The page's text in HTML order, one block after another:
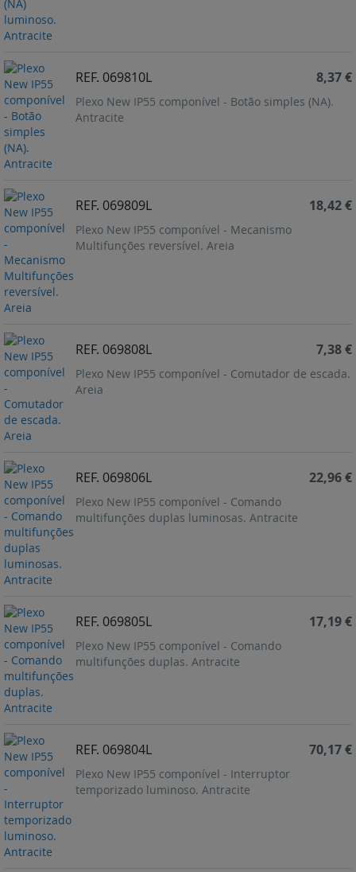
REF. 069810L
Plexo New IP55 componível - Botão simples (NA).
Antracite
8,37 €
REF. 069809L
Plexo New IP55 componível - Mecanismo
Multifunções reversível. Areia
18,42 €
REF. 069808L
Plexo New IP55 componível - Comutador de escada.
Areia
7,38 €
REF. 069806L
Plexo New IP55 componível - Comando
multifunções duplas luminosas. Antracite
22,96 €
REF. 069805L
Plexo New IP55 componível - Comando
multifunções duplas. Antracite
17,19 €
REF. 069804L
Plexo New IP55 componível - Interruptor
temporizado luminoso. Antracite
70,17 €